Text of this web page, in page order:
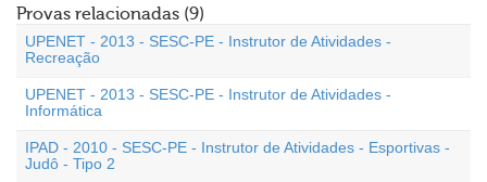
Provas relacionadas (9)
UPENET - 2013 - SESC-PE - Instrutor de Atividades -
Recreação
UPENET - 2013 - SESC-PE - Instrutor de Atividades -
Informática
IPAD - 2010 - SESC-PE - Instrutor de Atividades - Esportivas -
Judô - Tipo 2